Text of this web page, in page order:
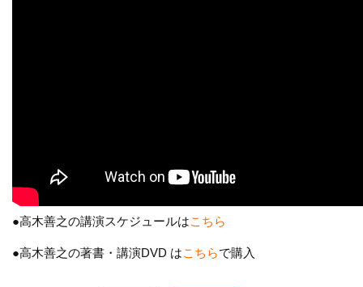
●高木善之の講演スケジュールはこちら
●高木善之の著書・講演DVD はこちらで購入